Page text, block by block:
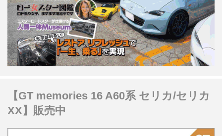
【GT memories 16 A60系 セリカ/セリカ
XX】販売中